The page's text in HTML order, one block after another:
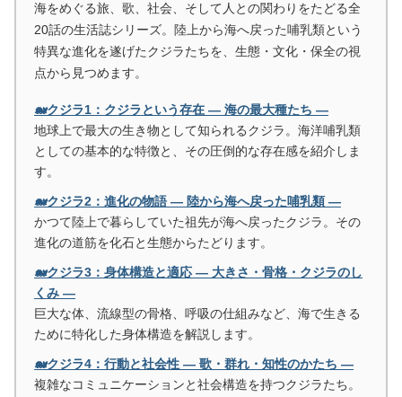
海をめぐる旅、歌、社会、そして人との関わりをたどる全
20話の生活誌シリーズ。陸上から海へ戻った哺乳類という
特異な進化を遂げたクジラたちを、生態・文化・保全の視
点から見つめます。
🐋クジラ1：クジラという存在 ― 海の最大種たち ―
地球上で最大の生き物として知られるクジラ。海洋哺乳類
としての基本的な特徴と、その圧倒的な存在感を紹介しま
す。
🐋クジラ2：進化の物語 ― 陸から海へ戻った哺乳類 ―
かつて陸上で暮らしていた祖先が海へ戻ったクジラ。その
進化の道筋を化石と生態からたどります。
🐋クジラ3：身体構造と適応 ― 大きさ・骨格・クジラのし
くみ ―
巨大な体、流線型の骨格、呼吸の仕組みなど、海で生きる
ために特化した身体構造を解説します。
🐋クジラ4：行動と社会性 ― 歌・群れ・知性のかたち ―
複雑なコミュニケーションと社会構造を持つクジラたち。